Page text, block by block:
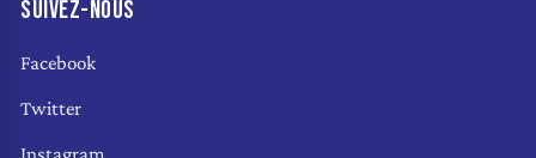
SUIVEZ-NOUS
Facebook
Twitter
Instagram